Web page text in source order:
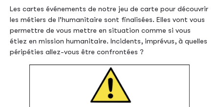
Les cartes événements de notre jeu de carte pour découvrir
les métiers de l’humanitaire sont finalisées. Elles vont vous
permettre de vous mettre en situation comme si vous
étiez en mission humanitaire. Incidents, imprévus, à quelles
péripéties allez-vous être confrontées ?